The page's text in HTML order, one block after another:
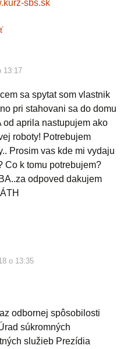
sbs.sk
13:17
sa spytat som vlastnik
pri stahovani sa do domu
od aprila nastupujem ako
roboty! Potrebujem
Prosim vas kde mi vydaju
Co k tomu potrebujem?
odpoved dakujem
o 13:35
odbornej spôsobilosti
súkromných
služieb Prezídia